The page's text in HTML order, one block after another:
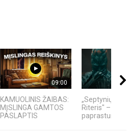
09:00
KAMUOLINIS ŽAIBAS:
MĮSLINGA GAMTOS
PASLAPTIS
„Septynių
Riteris" – kai
paprastumas